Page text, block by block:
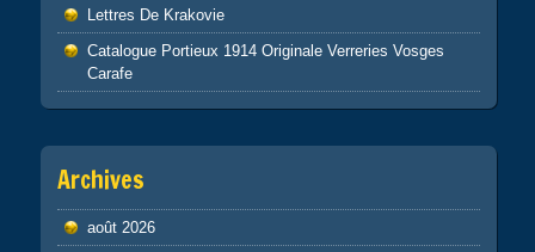
Lettres De Krakovie
Catalogue Portieux 1914 Originale Verreries Vosges
Carafe
Archives
août 2026